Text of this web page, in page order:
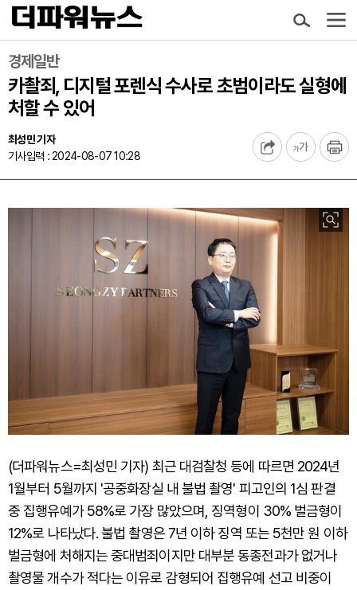
경제일반
카촬죄, 디지털 포렌식 수사로 초범이라도 실형에
처할 수 있어
최성민 기자
기사입력 : 2024-08-07 10:28
(더파워뉴스=최성민 기자) 최근 대검찰청 등에 따르면 2024년
1월부터 5월까지 '공중화장실 내 불법 촬영' 피고인의 1심 판결
중 집행유예가 58%로 가장 많았으며, 징역형이 30% 벌금형이
12%로 나타났다. 불법 촬영은 7년 이하 징역 또는 5천만 원 이하
벌금형에 처해지는 중대범죄이지만 대부분 동종전과가 없거나
촬영물 개수가 적다는 이유로 감형되어 집행유예 선고 비중이